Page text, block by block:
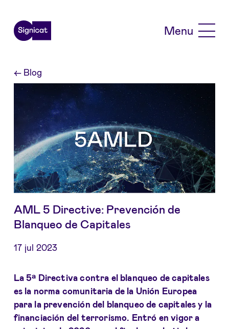
Menu
←Blog
17 jul 2023
AML 5 Directive: Prevención de
Blanqueo de Capitales
La 5ª Directiva contra el blanqueo de capitales
es la norma comunitaria de la Unión Europea
para la prevención del blanqueo de capitales y la
financiación del terrorismo. Entró en vigor a